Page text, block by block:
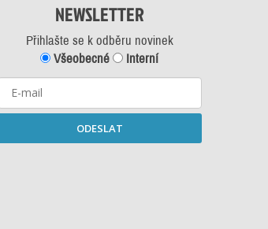
NEWSLETTER
Přihlašte se k odběru novinek
Všeobecné
Interní
ODESLAT